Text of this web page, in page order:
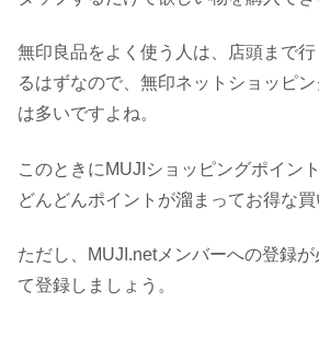
無印良品をよく使う人は、店頭まで
るはずなので、無印ネットショッピ
は多いですよね。
このときにMUJIショッピングポイン
どんどんポイントが溜まってお得な買
ただし、MUJI.netメンバーへの登録
て登録しましょう。